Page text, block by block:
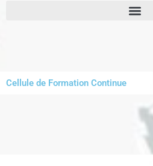
Cellule de Formation Continue